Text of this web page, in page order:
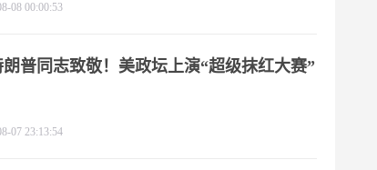
08 00:00:53
朗普同志致敬！美政坛上演“超级抹红大赛”
07 23:13:54